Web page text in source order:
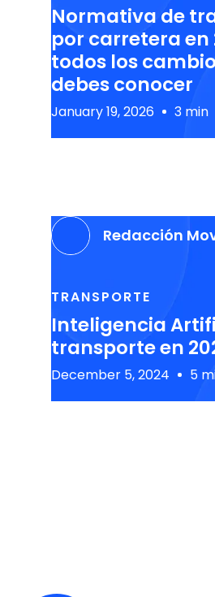
Normativa de
por carretera en
todos los
debes conocer
January 19, 2026 3 min
Redacción
TRANSPORTE
Inteligencia
transporte en
December 5, 2024 5